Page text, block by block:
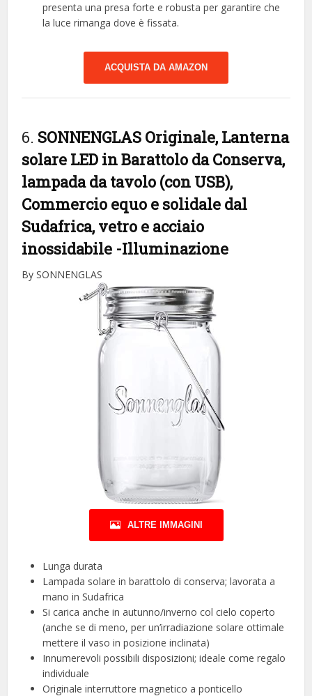
presenta una presa forte e robusta per garantire che
la luce rimanga dove è fissata.
ACQUISTA DA AMAZON
6. SONNENGLAS Originale, Lanterna
solare LED in Barattolo da Conserva,
lampada da tavolo (con USB),
Commercio equo e solidale dal
Sudafrica, vetro e acciaio
inossidabile -Illuminazione
By SONNENGLAS
ALTRE IMMAGINI
Lunga durata
Lampada solare in barattolo di conserva; lavorata a
mano in Sudafrica
Si carica anche in autunno/inverno col cielo coperto
(anche se di meno, per un’irradiazione solare ottimale
mettere il vaso in posizione inclinata)
Innumerevoli possibili disposizioni; ideale come regalo
individuale
Originale interruttore magnetico a ponticello